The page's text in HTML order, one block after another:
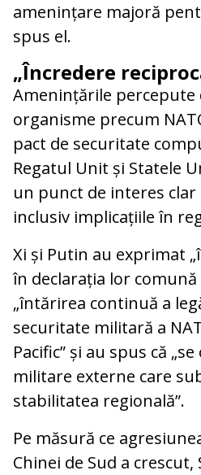
amenințare majoră
spus el.
„Încredere
Amenințările
organisme precum
pact de securitate
Regatul Unit și Statele
un punct de interes
inclusiv implicațiile în
Xi și Putin au exprimat
în declarația lor
„întărirea continuă a
securitate militară a
Pacific” și au spus că
militare externe care
stabilitatea regională”.
Pe măsură ce
Chinei de Sud a crescut,